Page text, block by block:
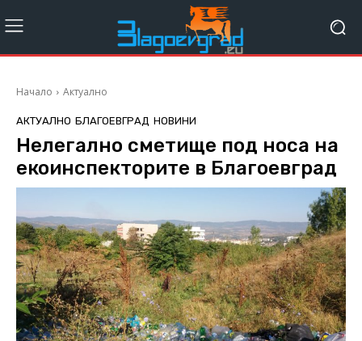
Начало Актуално
АКТУАЛНО БЛАГОЕВГРАД НОВИНИ
Нелегално сметище под носа на
екоинспекторите в Благоевград